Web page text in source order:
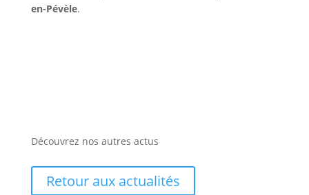
en-Pévèle.
Découvrez nos autres actus
Retour aux actualités